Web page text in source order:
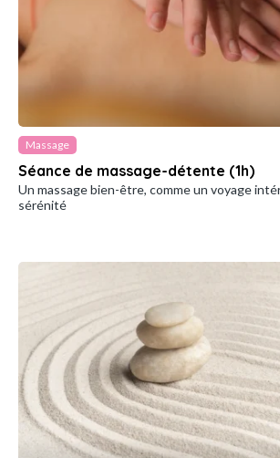
Massage
Séance de massage-détente (1h)
Un massage bien-être, comme un voyage
sérénité